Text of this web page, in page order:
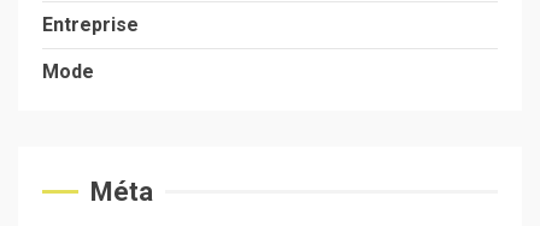
Entreprise
Mode
Méta